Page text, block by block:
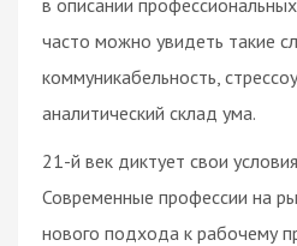
часто можно увидеть такие
коммуникабельность,
аналитический склад ума.
21-й век диктует свои
Современные профессии на
нового подхода к рабочему